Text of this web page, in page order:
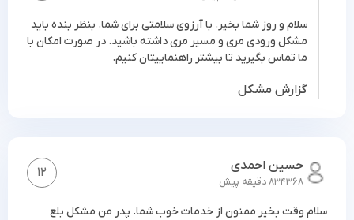
مشکل ایجاد نمی‌شود. ما به طور دقیق این مشکل را اختلال
در بلع می‌نامیم. واژه دیگر پرکاربرد برای آن دیسفاژی است
سایر واژگان به کار برده شده در مورد اختلال بلع شامل
سلام و روز شما بخیر. با آرزوی سلامتی برای شما. بنظر بنده باید
مشکل ورودی مری و مسیر مری داشته باشید. در صورت امکان با
ما تماس بگیرید تا بیشتر راهنماییتان کنیم.
گزارش مشکل
حسین احمدی
834368 دقیقه پیش
12
سلام وقت بخیر ممنون از خدمات خوب شما. پدر من مشکل بلع